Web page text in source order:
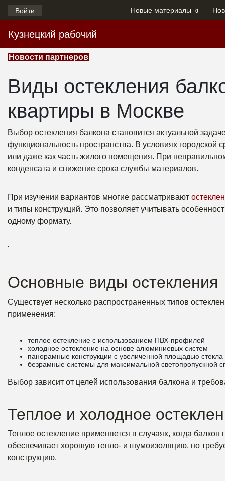
Войти Новые материалы 0
Кузнецкий рабочий
Новости партнеров
Виды остекления
квартиры в Москве
Выбор остекления балкона становится актуальной
функциональность пространства. В условиях городской
или даже как часть жилого помещения. При
конденсата и снижение срока службы материалов.
При изучении вариантов многие рассматривают
и типы конструкций. Это позволяет учитывать
одному формату.
Основные виды остекления
Существует несколько распространенных типов
применения:
теплое остекление с использованием ПВХ-профилей
холодное остекление на основе алюминиевых систем
панорамные конструкции с увеличенной площадью стекла
безрамные системы для максимальной светопропускной
Выбор зависит от целей использования балкона и
Теплое и холодное
Теплое остекление применяется в случаях, когда
обеспечивает хорошую тепло- и шумоизоляцию, но
конструкцию.